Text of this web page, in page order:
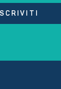
ISCRIVITI